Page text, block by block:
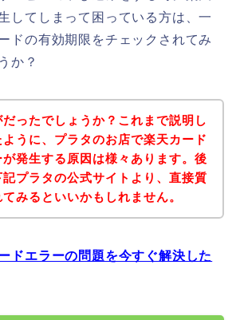
してしまって困っている方は、一
ドの有効期限をチェックされてみ
か？
だったでしょうか？これまで説明し
ように、プラタのお店で楽天カード
が発生する原因は様々あります。後
記プラタの公式サイトより、直接質
てみるといいかもしれません。
ドエラーの問題を今すぐ解決した